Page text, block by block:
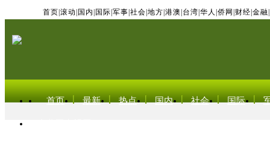
首页 滚动 国内 国际 军事 社会 地方 港澳 台湾 华人 侨网 财经 金融
首页 最新 热点 国内 社会 国际